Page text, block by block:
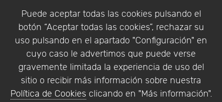
Puede aceptar todas las cookies pulsando el
botón “Aceptar todas las cookies”, rechazar su
uso pulsando en el apartado "Configuración" en
cuyo caso le advertimos que puede verse
gravemente limitada la experiencia de uso del
sitio o recibir más información sobre nuestra
Política de Cookies clicando en "Más información".
Empresa|Aviso Legal| Política de Privacidad |
Política de Cookies
© Copyright 1994 - 2026. Addlink Software